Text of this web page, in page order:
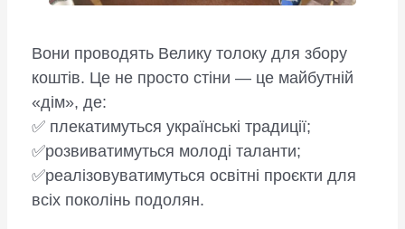
Вони проводять Велику толоку для збору
коштів. Це не просто стіни — це майбутній
«дім», де:
✅ плекатимуться українські традиції;
✅розвиватимуться молоді таланти;
✅реалізовуватимуться освітні проєкти для
всіх поколінь подолян.